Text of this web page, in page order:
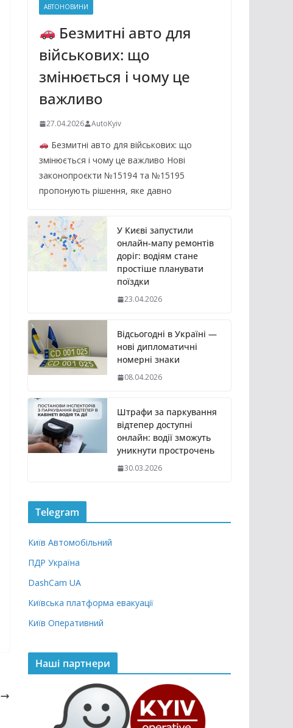
АВТОНОВИНИ
Безмитні авто для
військових: що
змінюється і чому це
важливо
27.04.2026 AutoKyiv
Безмитні авто для військових: що
змінюється і чому це важливо Нові
законопроєкти №15194 та №15195
пропонують рішення, яке давно
У Києві запустили
онлайн-мапу ремонтів
доріг: водіям стане
простіше планувати
поїздки
23.04.2026
Відсьогодні в Україні —
нові дипломатичні
номерні знаки
08.04.2026
Штрафи за паркування
відтепер доступні
онлайн: водії зможуть
уникнути прострочень
30.03.2026
Telegram
Київ Автомобільний
ПДР Україна
DashCam UA
Київська платформа евакуації
Київ Оперативний
Наші партнери